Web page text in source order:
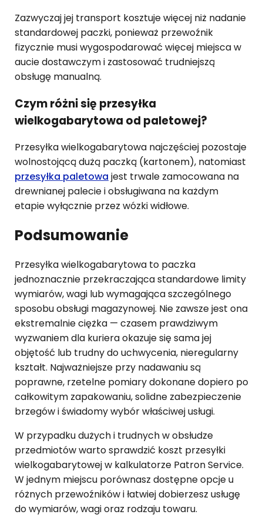
Zazwyczaj jej transport kosztuje więcej niż nadanie
standardowej paczki, ponieważ przewoźnik
fizycznie musi wygospodarować więcej miejsca w
aucie dostawczym i zastosować trudniejszą
obsługę manualną.
Czym różni się przesyłka
wielkogabarytowa od paletowej?
Przesyłka wielkogabarytowa najczęściej pozostaje
wolnostojącą dużą paczką (kartonem), natomiast
przesyłka paletowa jest trwale zamocowana na
drewnianej palecie i obsługiwana na każdym
etapie wyłącznie przez wózki widłowe.
Podsumowanie
Przesyłka wielkogabarytowa to paczka
jednoznacznie przekraczająca standardowe limity
wymiarów, wagi lub wymagająca szczególnego
sposobu obsługi magazynowej. Nie zawsze jest ona
ekstremalnie ciężka — czasem prawdziwym
wyzwaniem dla kuriera okazuje się sama jej
objętość lub trudny do uchwycenia, nieregularny
kształt. Najważniejsze przy nadawaniu są
poprawne, rzetelne pomiary dokonane dopiero po
całkowitym zapakowaniu, solidne zabezpieczenie
brzegów i świadomy wybór właściwej usługi.
W przypadku dużych i trudnych w obsłudze
przedmiotów warto sprawdzić koszt przesyłki
wielkogabarytowej w kalkulatorze Patron Service.
W jednym miejscu porównasz dostępne opcje u
różnych przewoźników i łatwiej dobierzesz usługę
do wymiarów, wagi oraz rodzaju towaru.